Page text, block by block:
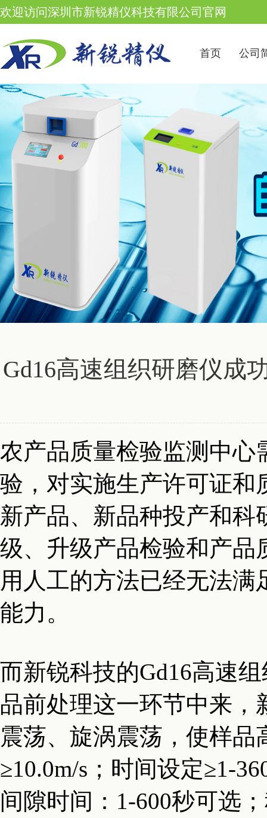
欢迎访问深圳市新锐精仪科技有限公司官网
首页 公司
Gd16高速组织研磨仪成
农产品质量检验监测中心
验，对实施生产许可证和
新产品、新品种投产和
级、升级产品检验和产品
用人工的方法已经无法
能力。
而新锐科技的Gd16高速
品前处理这一环节中来
震荡、旋涡震荡，使样
≥10.0m/s；时间设定≥1-
间隙时间：1-600秒可选